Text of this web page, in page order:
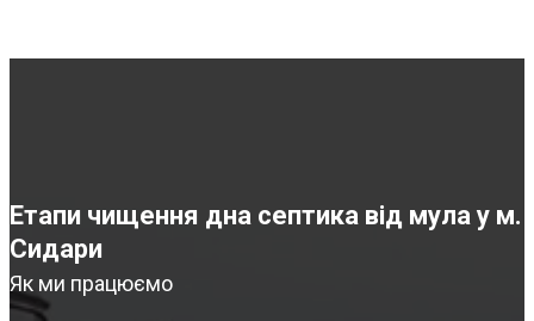
Етапи чищення дна септика від мула у м.
Сидари
Як ми працюємо